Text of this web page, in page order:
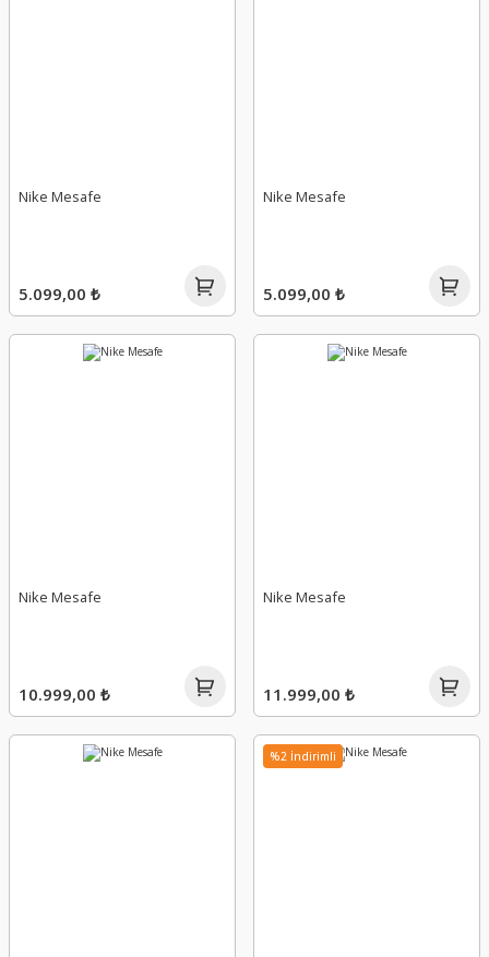
Nike Mesafe
5.099,00 ₺
Nike Mesafe
5.099,00 ₺
Nike Mesafe
10.999,00 ₺
Nike Mesafe
11.999,00 ₺
%2 İndirimli